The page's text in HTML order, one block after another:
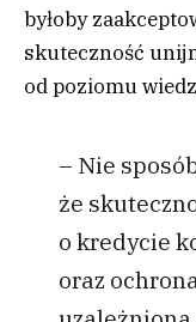
byłoby
skuteczność
od poziomu
– Nie
że
o kredycie
oraz